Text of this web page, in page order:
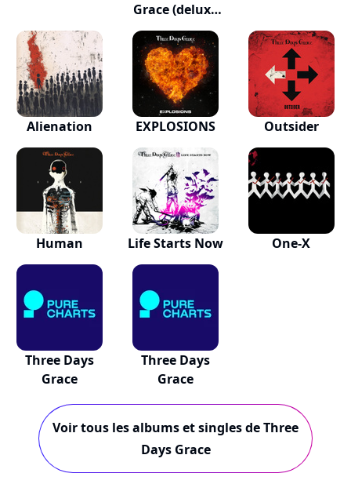
Grace (deluxe
Vers...
Alienation EXPLOSIONS Outsider
Human Life Starts Now One-X
Three Days
Grace
Three Days
Grace
Voir tous les albums et singles de Three
Days Grace